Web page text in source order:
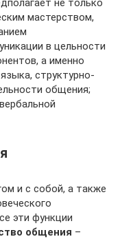
мастерством,
в цельности
а именно
структурно-
общения;
и с собой, а также
эти функции
общения –